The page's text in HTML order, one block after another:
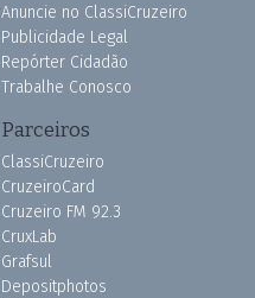
Anuncie no ClassiCruzeiro
Publicidade Legal
Repórter Cidadão
Trabalhe Conosco
Parceiros
ClassiCruzeiro
CruzeiroCard
Cruzeiro FM 92.3
CruxLab
Grafsul
Depositphotos